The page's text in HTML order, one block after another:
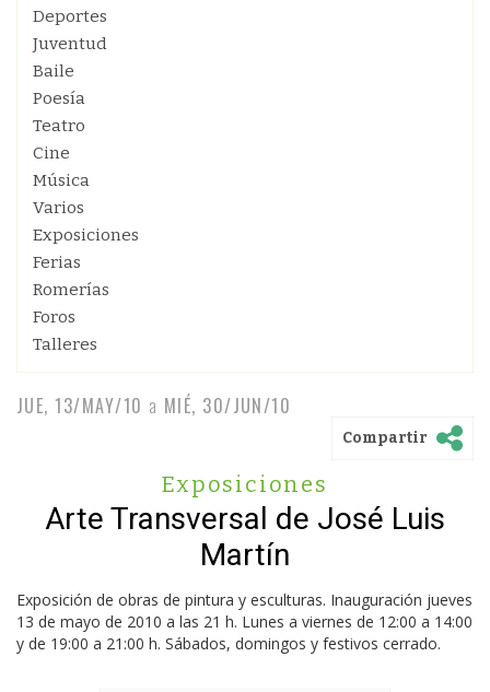
Deportes
Juventud
Baile
Poesía
Teatro
Cine
Música
Varios
Exposiciones
Ferias
Romerías
Foros
Talleres
JUE, 13/MAY/10 a MIÉ, 30/JUN/10
Compartir
Exposiciones
Arte Transversal de José Luis
Martín
Exposición de obras de pintura y esculturas. Inauguración jueves
13 de mayo de 2010 a las 21 h. Lunes a viernes de 12:00 a 14:00
y de 19:00 a 21:00 h. Sábados, domingos y festivos cerrado.